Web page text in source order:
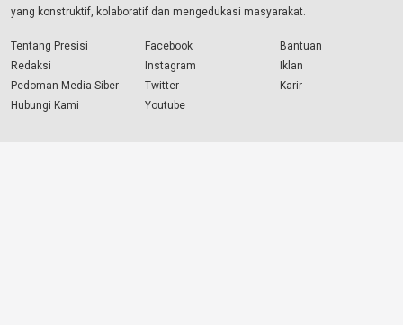
yang konstruktif, kolaboratif dan mengedukasi masyarakat.
Tentang Presisi
Redaksi
Pedoman Media Siber
Hubungi Kami
Facebook
Instagram
Twitter
Youtube
Bantuan
Iklan
Karir